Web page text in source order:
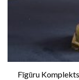
Fīgūru